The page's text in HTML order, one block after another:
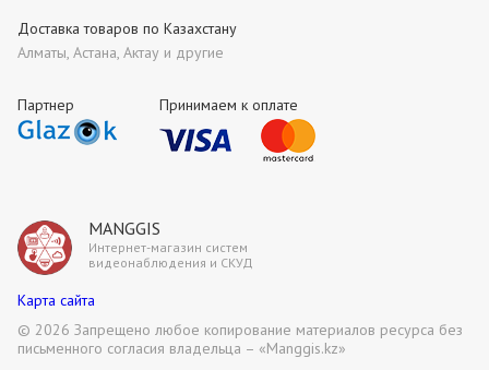
MANGGIS
Интернет-магазин систем
видеонаблюдения и СКУД
Партнер Принимаем к оплате
Доставка товаров по Казахстану
Алматы, Астана, Актау и другие
Карта сайта
© 2026 Запрещено любое копирование материалов ресурса без
письменного согласия владельца – «Manggis.kz»